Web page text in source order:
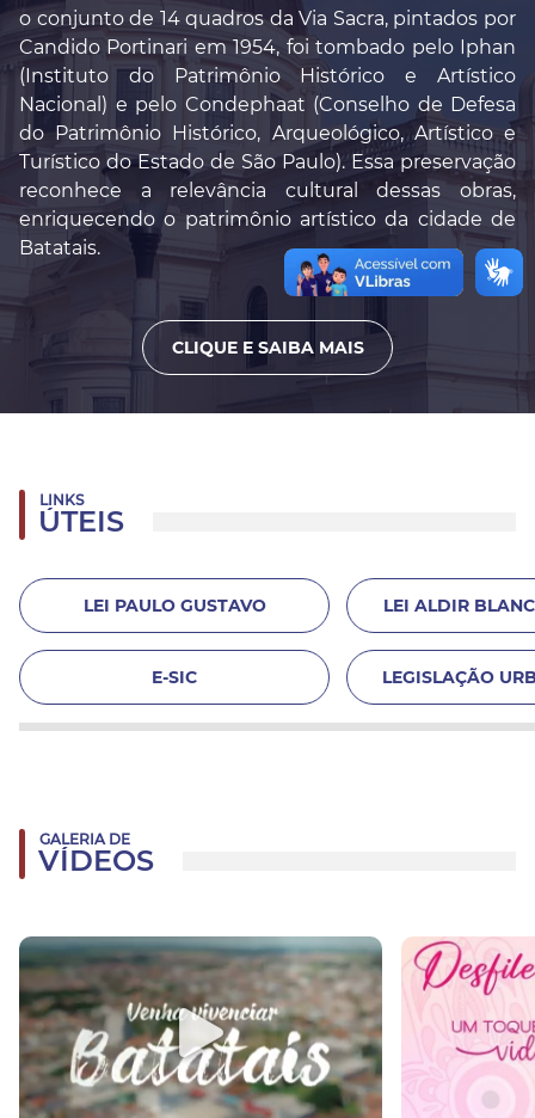
o conjunto de 14 quadros da Via Sacra, pintados por
Candido Portinari em 1954, foi tombado pelo Iphan
(Instituto do Patrimônio Histórico e Artístico
Nacional) e pelo Condephaat (Conselho de Defesa
do Patrimônio Histórico, Arqueológico, Artístico e
Turístico do Estado de São Paulo). Essa preservação
reconhece a relevância cultural dessas obras,
enriquecendo o patrimônio artístico da cidade de
Batatais.
CLIQUE E SAIBA MAIS
LINKS
ÚTEIS
LEI PAULO GUSTAVO LEI ALDIR
E-SIC LEGISLAÇÃO
GALERIA DE
VÍDEOS